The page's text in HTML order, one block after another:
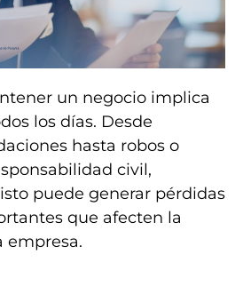
un negocio implica
los días. Desde
hasta robos o
civil,
puede generar pérdidas
que afecten la
empresa.